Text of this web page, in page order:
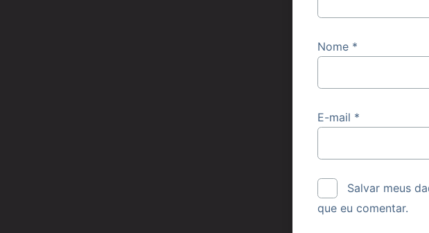
Nome *
E-mail *
Salvar meus
que eu comentar.